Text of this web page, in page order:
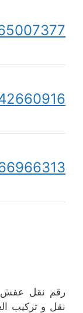
رقم نقل عفش
نقل و تركيب